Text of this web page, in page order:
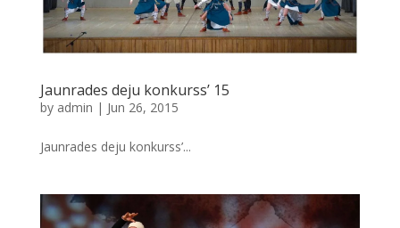
Jaunrades deju konkurss’ 15
by admin | Jun 26, 2015
Jaunrades deju konkurss’...